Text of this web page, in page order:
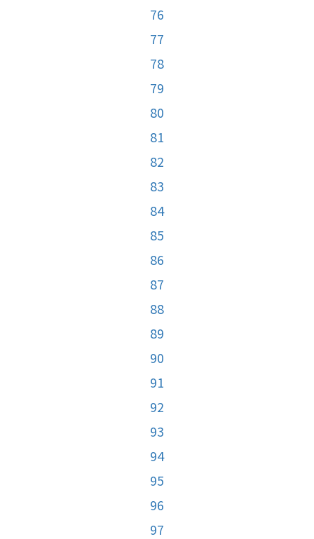
76
77
78
79
80
81
82
83
84
85
86
87
88
89
90
91
92
93
94
95
96
97